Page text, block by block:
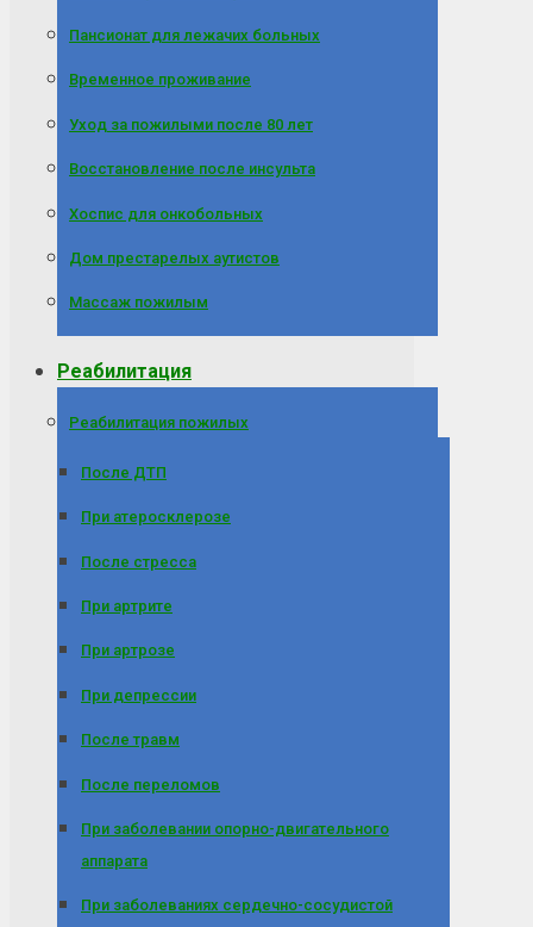
Пансионат для лежачих больных
Временное проживание
Уход за пожилыми после 80 лет
Восстановление после инсульта
Хоспис для онкобольных
Дом престарелых аутистов
Массаж пожилым
Реабилитация
Реабилитация пожилых
После ДТП
При атеросклерозе
После стресса
При артрите
При артрозе
При депрессии
После травм
После переломов
При заболевании опорно-двигательного
аппарата
При заболеваниях сердечно-сосудистой